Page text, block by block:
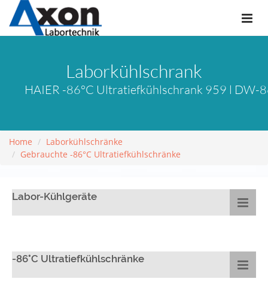
Laborkühlschrank
HAIER -86°C Ultratiefkühlschrank 959 l DW-
Home
Laborkühlschränke
Gebrauchte -86°C Ultratiefkühlschränke
Labor-Kühlgeräte
-86°C Ultratiefkühlschränke